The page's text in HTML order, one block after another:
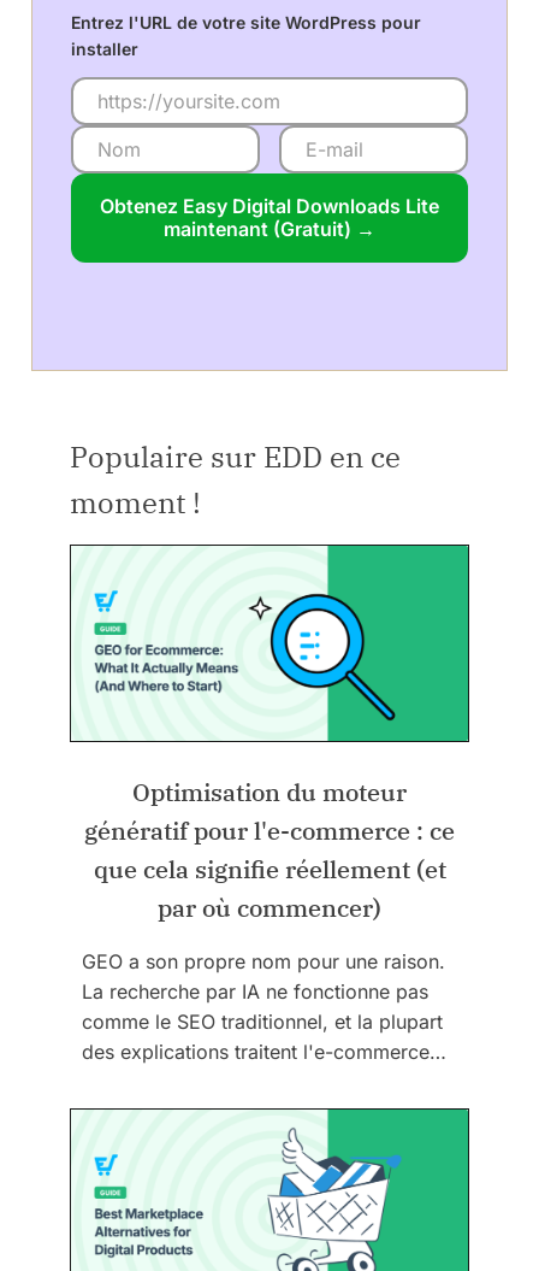
Entrez l'URL de votre site WordPress pour
installer
Obtenez Easy Digital Downloads Lite
maintenant (Gratuit) →
Populaire sur EDD en ce
moment !
Optimisation du moteur
génératif pour l'e-commerce : ce
que cela signifie réellement (et
par où commencer)
GEO a son propre nom pour une raison.
La recherche par IA ne fonctionne pas
comme le SEO traditionnel, et la plupart
des explications traitent l'e-commerce…